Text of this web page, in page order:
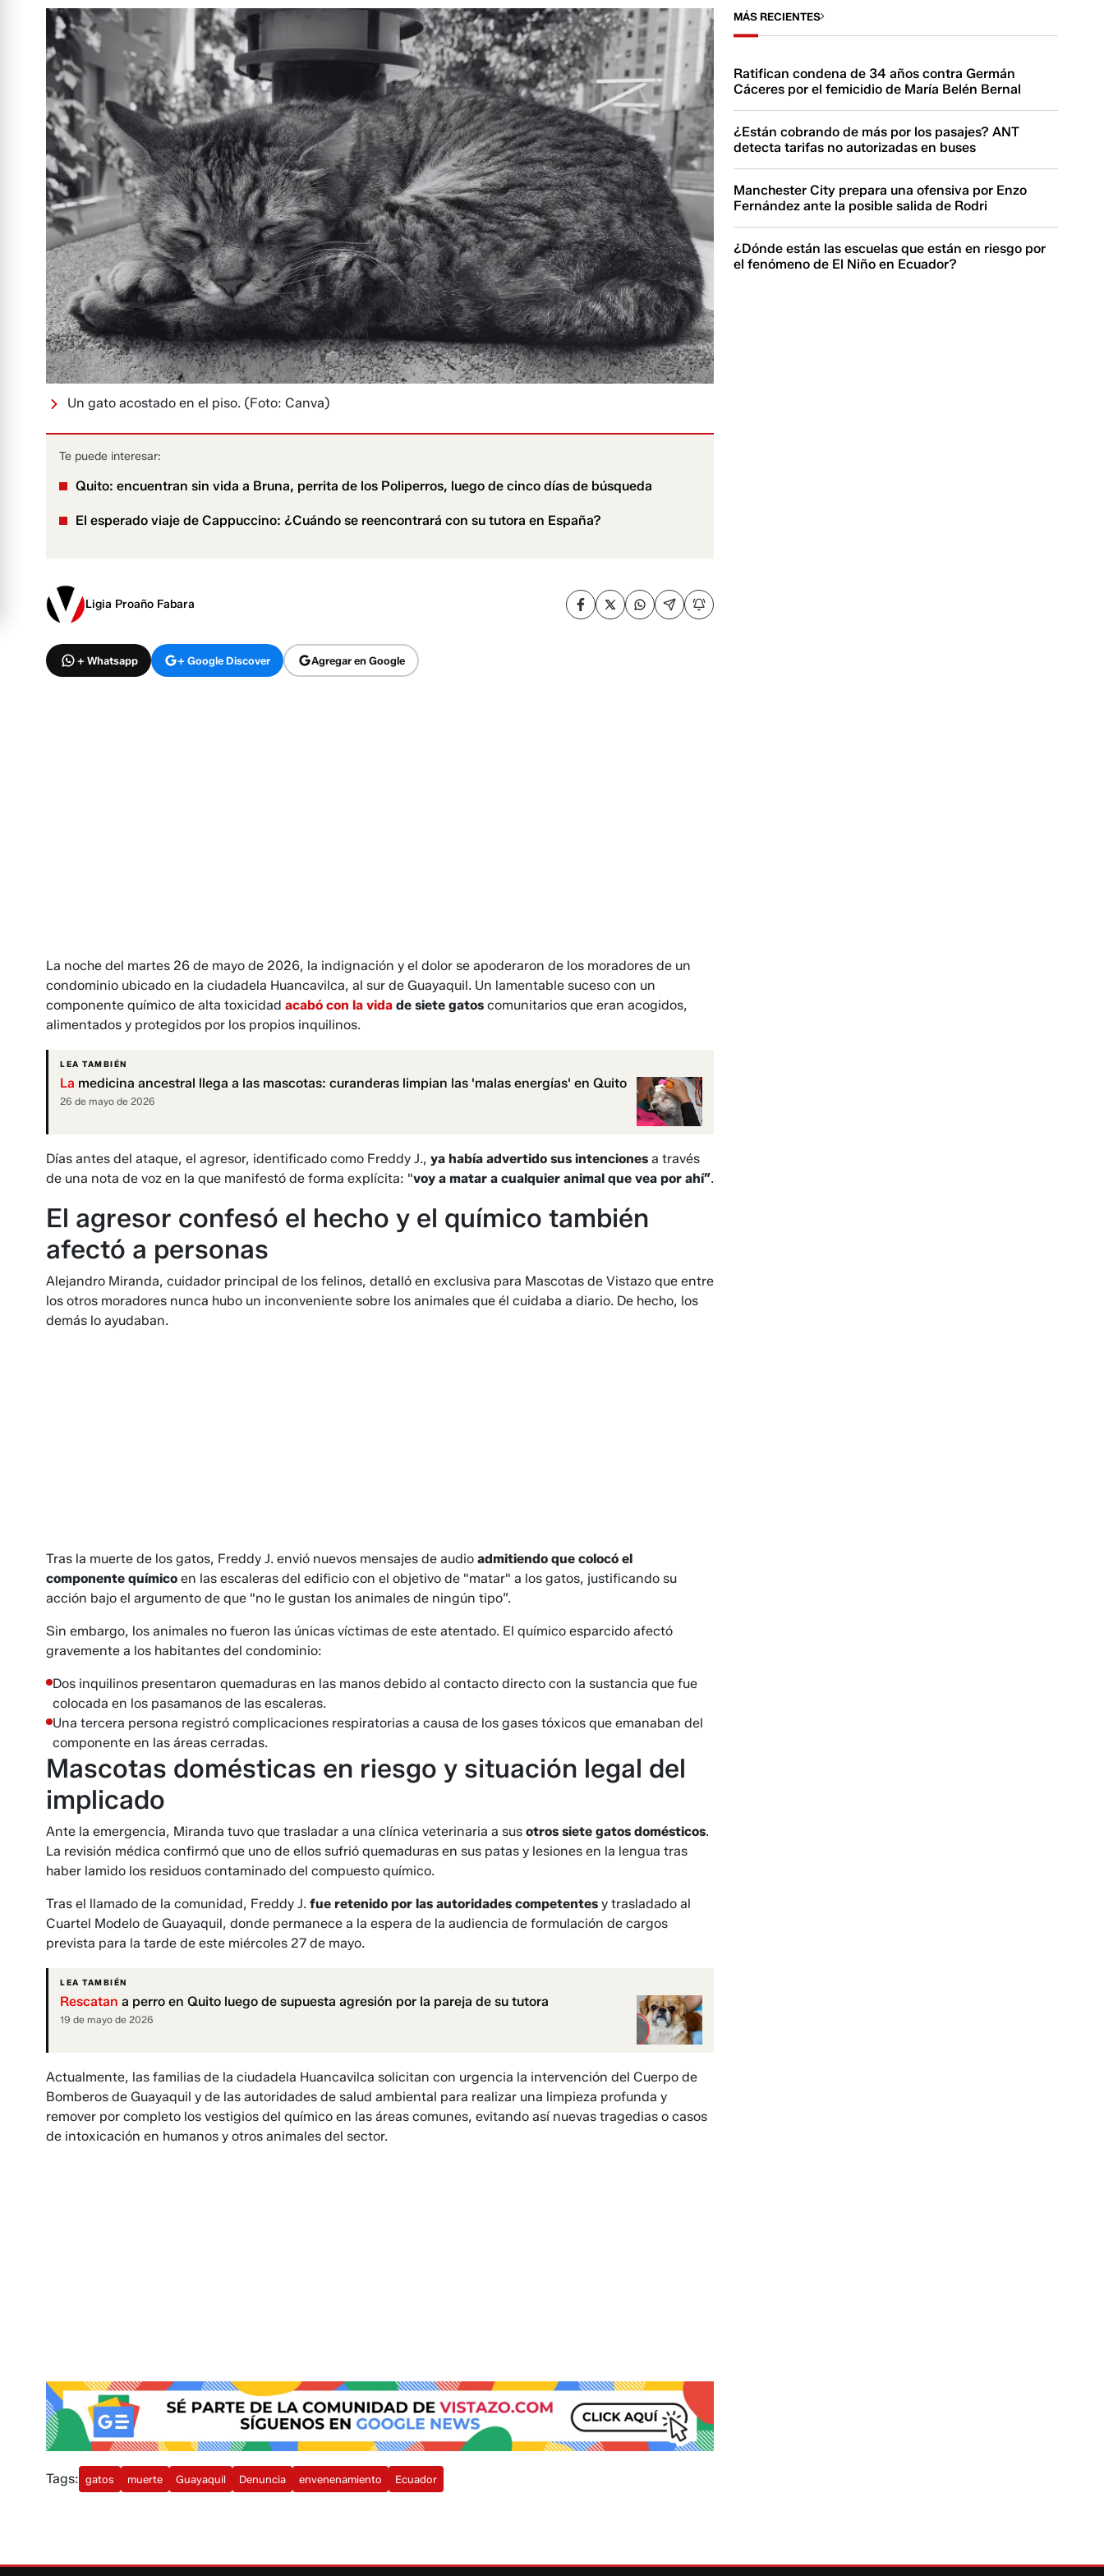
Un gato acostado en el piso. (Foto: Canva)
Te puede interesar:
Quito: encuentran sin vida a Bruna, perrita de los Poliperros, luego de cinco días de búsqueda
El esperado viaje de Cappuccino: ¿Cuándo se reencontrará con su tutora en España?
Ligia Proaño Fabara
+ Whatsapp + Google Discover Agregar en Google
La noche del martes 26 de mayo de 2026, la indignación y el dolor se apoderaron de los moradores de un
condominio ubicado en la ciudadela Huancavilca, al sur de Guayaquil. Un lamentable suceso con un
componente químico de alta toxicidad acabó con la vida de siete gatos comunitarios que eran acogidos,
alimentados y protegidos por los propios inquilinos.
LEA TAMBIÉN
La medicina ancestral llega a las mascotas: curanderas limpian las 'malas energías' en Quito
26 de mayo de 2026
Días antes del ataque, el agresor, identificado como Freddy J., ya había advertido sus intenciones a través
de una nota de voz en la que manifestó de forma explícita: "voy a matar a cualquier animal que vea por ahí”.
El agresor confesó el hecho y el químico también
afectó a personas
Alejandro Miranda, cuidador principal de los felinos, detalló en exclusiva para Mascotas de Vistazo que entre
los otros moradores nunca hubo un inconveniente sobre los animales que él cuidaba a diario. De hecho, los
demás lo ayudaban.
Tras la muerte de los gatos, Freddy J. envió nuevos mensajes de audio admitiendo que colocó el
componente químico en las escaleras del edificio con el objetivo de "matar" a los gatos, justificando su
acción bajo el argumento de que "no le gustan los animales de ningún tipo”.
Sin embargo, los animales no fueron las únicas víctimas de este atentado. El químico esparcido afectó
gravemente a los habitantes del condominio:
Dos inquilinos presentaron quemaduras en las manos debido al contacto directo con la sustancia que fue
colocada en los pasamanos de las escaleras.
Una tercera persona registró complicaciones respiratorias a causa de los gases tóxicos que emanaban del
componente en las áreas cerradas.
Mascotas domésticas en riesgo y situación legal del
implicado
Ante la emergencia, Miranda tuvo que trasladar a una clínica veterinaria a sus otros siete gatos domésticos.
La revisión médica confirmó que uno de ellos sufrió quemaduras en sus patas y lesiones en la lengua tras
haber lamido los residuos contaminado del compuesto químico.
Tras el llamado de la comunidad, Freddy J. fue retenido por las autoridades competentes y trasladado al
Cuartel Modelo de Guayaquil, donde permanece a la espera de la audiencia de formulación de cargos
prevista para la tarde de este miércoles 27 de mayo.
LEA TAMBIÉN
Rescatan a perro en Quito luego de supuesta agresión por la pareja de su tutora
19 de mayo de 2026
Actualmente, las familias de la ciudadela Huancavilca solicitan con urgencia la intervención del Cuerpo de
Bomberos de Guayaquil y de las autoridades de salud ambiental para realizar una limpieza profunda y
remover por completo los vestigios del químico en las áreas comunes, evitando así nuevas tragedias o casos
de intoxicación en humanos y otros animales del sector.
Tags: gatos muerte Guayaquil Denuncia envenenamiento Ecuador
MÁS RECIENTES
Ratifican condena de 34 años contra Germán
Cáceres por el femicidio de María Belén Bernal
¿Están cobrando de más por los pasajes? ANT
detecta tarifas no autorizadas en buses
Manchester City prepara una ofensiva por Enzo
Fernández ante la posible salida de Rodri
¿Dónde están las escuelas que están en riesgo por
el fenómeno de El Niño en Ecuador?